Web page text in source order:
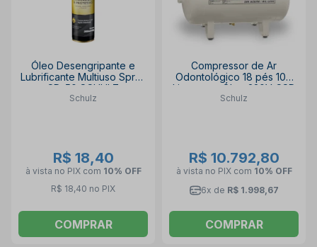
Óleo Desengripante e
Lubrificante Multiuso Spray
SD-50 SCHULZ
Schulz
R$ 18,40
à vista no PIX com 10% OFF
R$ 18,40 no PIX
COMPRAR
Compressor de Ar
Odontológico 18 pés 100
Litros sem Óleo 220V CSD
18/100 SCHULZ
Schulz
R$ 10.792,80
à vista no PIX com 10% OFF
6x de R$ 1.998,67
COMPRAR